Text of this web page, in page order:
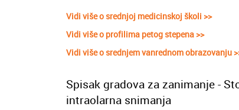
Vidi više o srednjoj medicinskoj školi >>
Vidi više o profilima petog stepena >>
Vidi više o srednjem vanrednom obrazovanju
Spisak gradova za zanimanje -
intraolarna snimanja